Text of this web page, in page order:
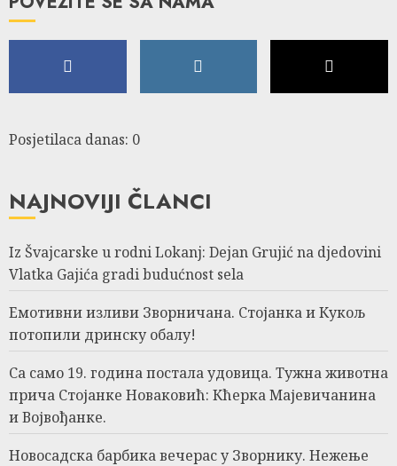
Posjetilaca danas: 0
NAJNOVIJI ČLANCI
Iz Švajcarske u rodni Lokanj: Dejan Grujić na djedovini
Vlatka Gajića gradi budućnost sela
Емотивни изливи Зворничана. Стојанка и Кукољ
потопили дринску обалу!
Са само 19. година постала удовица. Тужна животна
прича Стојанке Новаковић: Кћерка Мајевичанина
и Војвођанке.
Новосадска барбика вечерас у Зворнику. Нежење